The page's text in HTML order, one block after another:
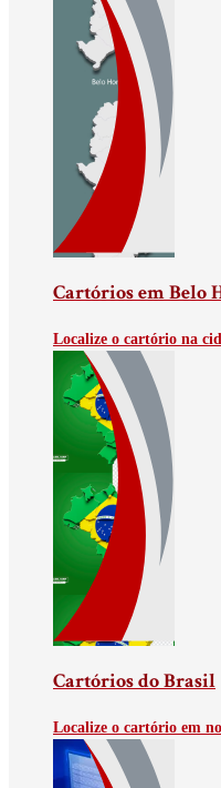
Cartórios em Belo
Localize o cartório na
Cartórios do Brasil
Localize o cartório em